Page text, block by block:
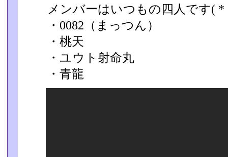
メンバーはいつもの四人です( *
・0082（まっつん）
・桃天
・ユウト射命丸
・青龍